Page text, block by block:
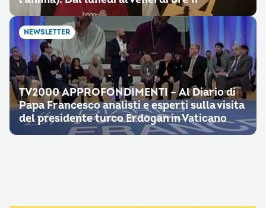
NEWSLETTER
TV2000 APPROFONDIMENTI – Al Diario di
Papa Francesco analisti e esperti sulla visita
del presidente turco Erdogan in Vaticano